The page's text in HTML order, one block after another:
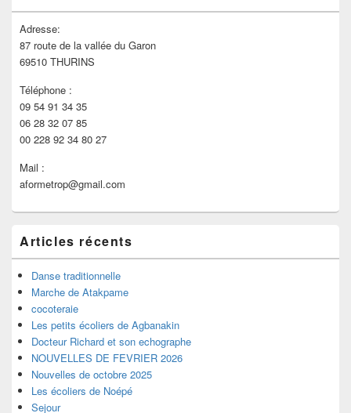
Adresse:
87 route de la vallée du Garon
69510 THURINS
Téléphone :
09 54 91 34 35
06 28 32 07 85
00 228 92 34 80 27
Mail :
aformetrop@gmail.com
Articles récents
Danse traditionnelle
Marche de Atakpame
cocoteraie
Les petits écoliers de Agbanakin
Docteur Richard et son echographe
NOUVELLES DE FEVRIER 2026
Nouvelles de octobre 2025
Les écoliers de Noépé
Sejour